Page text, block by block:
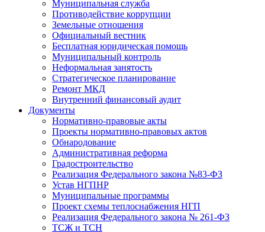
Муниципальная служба
Противодействие коррупции
Земельные отношения
Официальный вестник
Бесплатная юридическая помощь
Муниципальный контроль
Неформальная занятость
Стратегическое планирование
Ремонт МКД
Внутренний финансовый аудит
Документы
Нормативно-правовые акты
Проекты нормативно-правовых актов
Обнародование
Административная реформа
Градостроительство
Реализация Федерального закона №83-ФЗ
Устав НГПНР
Муниципальные программы
Проект схемы теплоснабжения НГП
Реализация Федерального закона № 261-ФЗ
ТСЖ и ТСН